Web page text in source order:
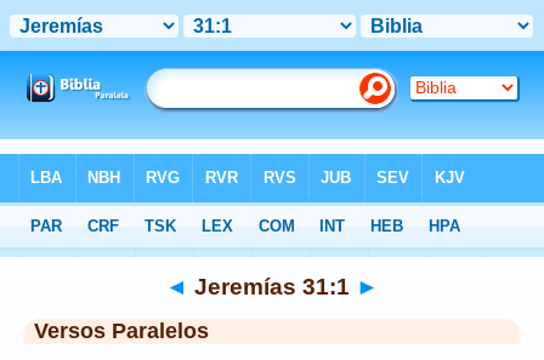
>Jeremías Capítulo 31 > Verso 1
◄ Jeremías 31:1 ►
Versos Paralelos